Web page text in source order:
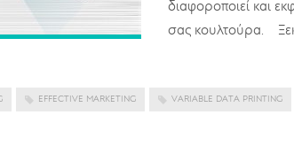
διαφοροποιεί και
σας κουλτούρα.
EFFECTIVE MARKETING VARIABLE DATA PRINTING